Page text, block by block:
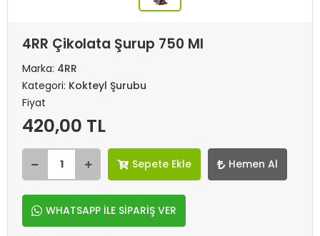
4RR Çikolata Şurup 750 Ml
Marka: 4RR
Kategori: Kokteyl Şurubu
Fiyat
420,00 TL
Sepete Ekle Hemen Al
WHATSAPP İLE SİPARİŞ VER